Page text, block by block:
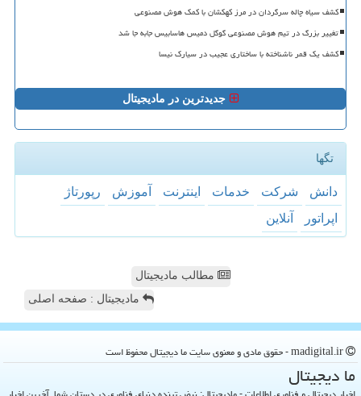
کشف سیاه چاله سرگردان در مرز کهکشان با کمک هوش مصنوعی
تغییر بزرگ در تیم هوش مصنوعی گوگل دمیس هاسابیس جابه جا شد
کشف یک قمر ناشناخته با ساختاری عجیب در سیارک نیسا
جدیدترین در مادیجیتال
تگها
دانش شركت خدمات اینترنت آموزش
رپورتاژ
اپراتور
آنلاین
مطالب مادیجیتال
مادیجیتال : صفحه اصلی
ما دیجیتال